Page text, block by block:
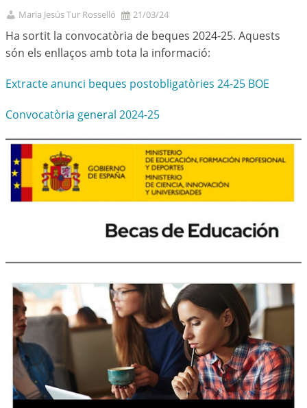
Maria Jesús Tur Rosselló 21/03/24
Ha sortit la convocatòria de beques 2024-25. Aquests
són els enllaços amb tota la informació:
Extracte anunci beques postobligatòries 24-25 BOE
Convocatòria general 2024-25